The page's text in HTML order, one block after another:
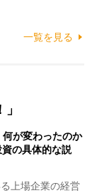
一覧を見る
が変わったのか
の具体的な説
上場企業の経営